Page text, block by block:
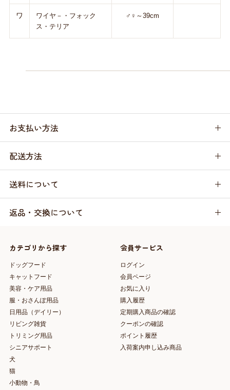
ワ
ワイヤ－・フォック
ス・テリア
♂♀～39cm
お支払い方法
配送方法
送料について
返品・交換について
カテゴリから探す
ドッグフード
キャットフード
美容・ケア用品
服・おさんぽ用品
日用品（デイリー）
リビング雑貨
トリミング用品
シニアサポート
犬
猫
小動物・鳥
会員サービス
ログイン
会員ページ
お気に入り
購入履歴
定期購入商品の確認
クーポンの確認
ポイント履歴
入荷案内申し込み商品